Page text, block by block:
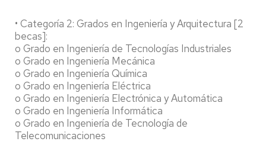
• Categoría 2: Grados en Ingeniería y Arquitectura [2
becas]:
o Grado en Ingeniería de Tecnologías Industriales
o Grado en Ingeniería Mecánica
o Grado en Ingeniería Química
o Grado en Ingeniería Eléctrica
o Grado en Ingeniería Electrónica y Automática
o Grado en Ingeniería Informática
o Grado en Ingeniería de Tecnología de
Telecomunicaciones